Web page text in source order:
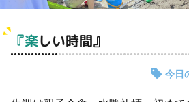
『楽しい時間』
今日